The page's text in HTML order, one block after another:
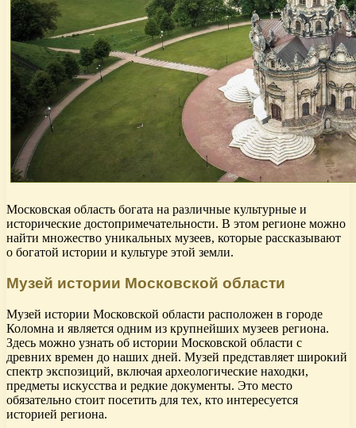
Московская область богата на различные культурные и
исторические достопримечательности. В этом регионе можно
найти множество уникальных музеев, которые рассказывают
о богатой истории и культуре этой земли.
Музей истории Московской области
Музей истории Московской области расположен в городе
Коломна и является одним из крупнейших музеев региона.
Здесь можно узнать об истории Московской области с
древних времен до наших дней. Музей представляет широкий
спектр экспозиций, включая археологические находки,
предметы искусства и редкие документы. Это место
обязательно стоит посетить для тех, кто интересуется
историей региона.